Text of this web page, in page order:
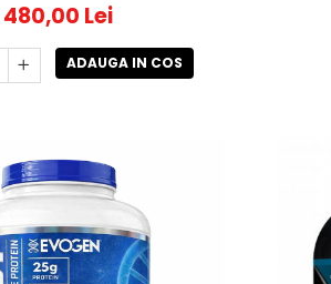
480,00 Lei
ADAUGA IN COS